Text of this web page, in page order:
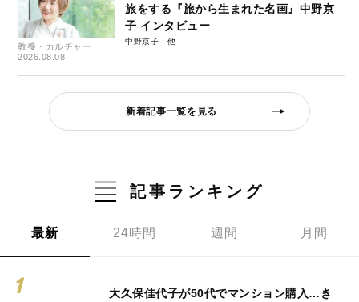
教養・カルチャー
2026.08.08
旅をする『旅から生まれた名画』中野京
子 インタビュー
中野京子
新着記事一覧を見る
記事ランキング
最新 24時間 週間 月間
大久保佳代子が50代でマンション購入…き